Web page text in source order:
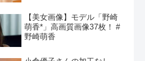
【美女画像】モデル「野崎
萌香*」高画質画像37枚！ #
野崎萌香